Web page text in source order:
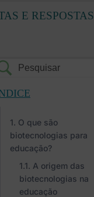
E RESPOSTAS
O que são
biotecnologias para
educação?
A origem das
biotecnologias na
educação